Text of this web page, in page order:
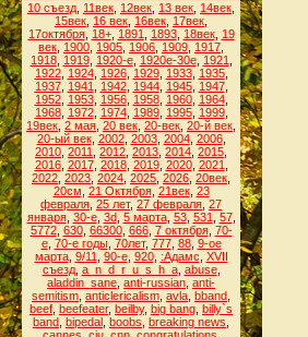
10 съезд 11век 12век 13 век 14век
15век 16 век 16век 17век
17октября, 18+, 1891 1893, 18век, 19
век 1900 1905 1906 1909 1917
1918, 1919, 1920-е, 1920е-30е, 1921
1922, 1924, 1926, 1929, 1933, 1935,
1937, 1941 1942, 1944, 1945, 1947,
1952, 1953, 1956, 1958, 1960, 1964,
1968, 1972, 1974, 1989, 1995, 1999,
19век 2 мая 20 век 20-век 20-й век
20-ый век, 2002, 2003, 2004, 2006,
2010 2011 2012 2013 2014 2015
2016, 2017, 2018, 2019, 2020, 2021
2022 2023 2024 2025 2026 20век
20см 21 Октября, 21век, 23
февраля 25 лет, 27 февраля 27
января, 30-е, 3d, 5 марта, 53, 531 57,
5772, 630, 66300, 666, 7 октября, 70-
е, 70-е годы, 70лет, 777, 88, 9-ое
марта, 9/11 90-е, 920, :Адамс XVII
съезд, a_n_d_r_u_s_h_a, abuse,
aladdin_sane anti-russian anti-
semitism anticlericalism avla bband
beef beefeater, beilby, big bang billy`s
band bipedal boobs breaking news